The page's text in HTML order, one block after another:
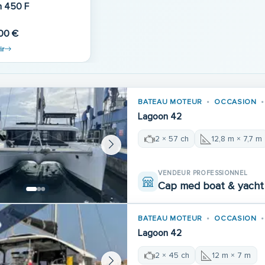
Lagoon 450 F
€
BATEAU MOTEUR OCCASION
Lagoon 42
2 × 57 ch 12,8 m × 7,7 m
VENDEUR PROFESSIONNEL
Cap med boat &
BATEAU MOTEUR OCCASION
Lagoon 42
2 × 45 ch 12 m × 7 m